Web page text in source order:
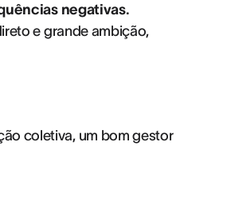
negativas.
e grande ambição,
coletiva, um bom gestor